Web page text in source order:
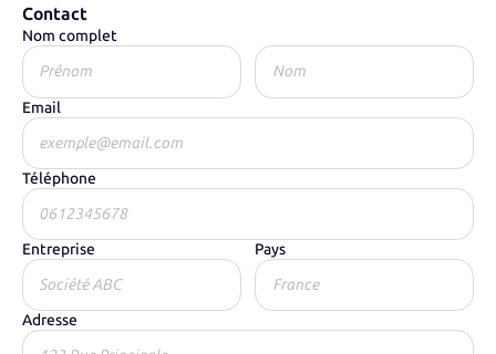
Contact
Nom complet
Email
Téléphone
Entreprise Pays
Adresse